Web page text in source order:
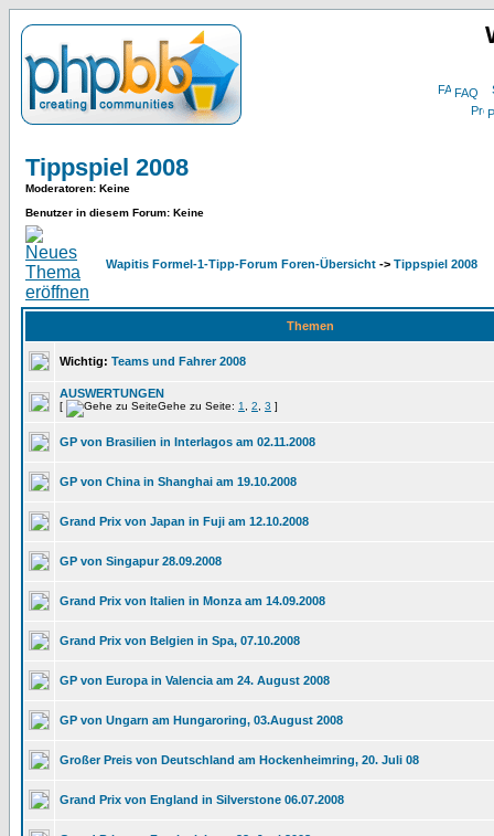
FAQ
Tippspiel 2008
Moderatoren: Keine
Benutzer in diesem Forum: Keine
Wapitis Formel-1-Tipp-Forum Foren-Übersicht -> Tippspiel 2008
Themen
Wichtig: Teams und Fahrer 2008
AUSWERTUNGEN
[ Gehe zu Seite: 1 2 3 ]
GP von Brasilien in Interlagos am 02.11.2008
GP von China in Shanghai am 19.10.2008
Grand Prix von Japan in Fuji am 12.10.2008
GP von Singapur 28.09.2008
Grand Prix von Italien in Monza am 14.09.2008
Grand Prix von Belgien in Spa, 07.10.2008
GP von Europa in Valencia am 24. August 2008
GP von Ungarn am Hungaroring, 03.August 2008
Großer Preis von Deutschland am Hockenheimring, 20. Juli 08
Grand Prix von England in Silverstone 06.07.2008